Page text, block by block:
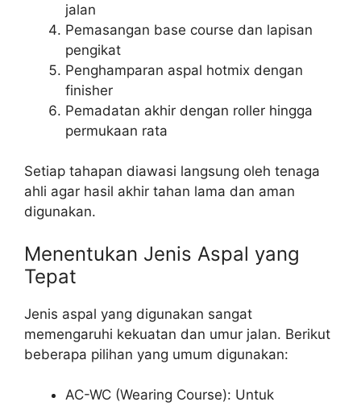
jalan
Pemasangan base course dan lapisan
pengikat
Penghamparan aspal hotmix dengan
finisher
Pemadatan akhir dengan roller hingga
permukaan rata
Setiap tahapan diawasi langsung oleh tenaga
ahli agar hasil akhir tahan lama dan aman
digunakan.
Menentukan Jenis Aspal yang
Tepat
Jenis aspal yang digunakan sangat
memengaruhi kekuatan dan umur jalan. Berikut
beberapa pilihan yang umum digunakan:
AC-WC (Wearing Course): Untuk